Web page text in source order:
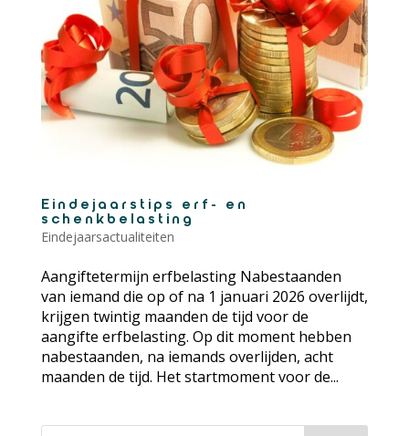
Eindejaarstips erf- en
schenkbelasting
Eindejaarsactualiteiten
Aangiftetermijn erfbelasting Nabestaanden
van iemand die op of na 1 januari 2026 overlijdt,
krijgen twintig maanden de tijd voor de
aangifte erfbelasting. Op dit moment hebben
nabestaanden, na iemands overlijden, acht
maanden de tijd. Het startmoment voor de...